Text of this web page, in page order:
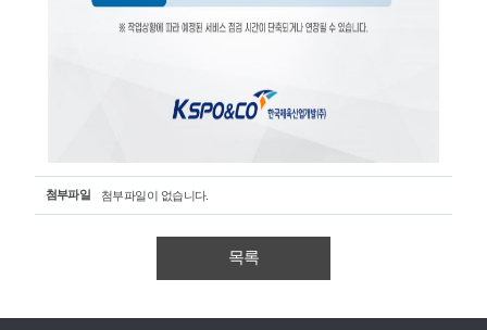
첨부파일 첨부파일이 없습니다.
목록